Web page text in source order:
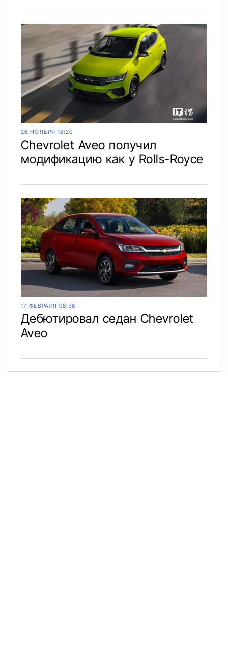
26 НОЯБРЯ 18:20
Chevrolet Aveo получил
модификацию как у Rolls-Royce
17 ФЕВРАЛЯ 08:36
Дебютировал седан Chevrolet
Aveo